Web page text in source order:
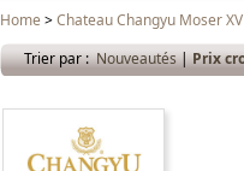
Home >Chateau Changyu Moser XV
Trier par :Nouveautés|Prix